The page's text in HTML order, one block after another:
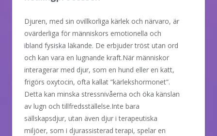
Djuren, med sin ovillkorliga kärlek och närvaro, är
ovärderliga för människors emotionella och
ibland fysiska läkande. De erbjuder tröst utan ord
och kan vara en lugnande kraft.När människor
interagerar med djur, som en hund eller en katt,
frigörs oxytocin, ofta kallat ”kärlekshormonet”.
Detta kan minska stressnivåerna och öka känslan
av lugn och tillfredsställelse.Inte bara
sällskapsdjur, utan även djur i terapeutiska
miljöer, som i djurassisterad terapi, spelar en